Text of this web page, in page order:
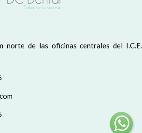
norte de las oficinas centrales del I.C.E.